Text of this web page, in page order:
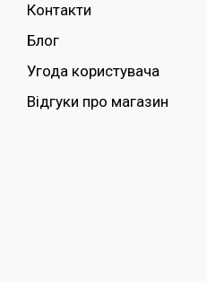
Контакти
Блог
Угода користувача
Відгуки про магазин